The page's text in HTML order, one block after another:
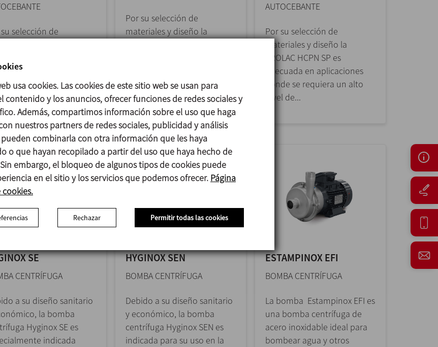
selección de
PROLAC HCP
adecuada en
Por su selección de
materiales y diseño la
requiera un...
AUTOCEBANTE
Por su selección de
materiales y diseño la
PROLAC HCPN SP es
adecuada en aplicaciones
donde se requiera un alto
nivel de...
SE
CENTRÍFUGA
a su diseño sanitario
la bomba
Hyginox SE es
indicada
HYGINOX SEN
BOMBA CENTRÍFUGA
Debido a su diseño sanitario
y económico, la bomba
centrífuga Hyginox SEN es
indicada para su uso en la
ESTAMPINOX EFI
BOMBA CENTRÍFUGA
La bomba Estampinox EFI es
una bomba centrífuga de
acero inoxidable ideal para
bombear agua y otros
usa cookies. Las cookies de este sitio web se usan para
contenido y los anuncios, ofrecer funciones de redes sociales y
Además, compartimos información sobre el uso que haga
nuestros partners de redes sociales, publicidad y análisis
combinarla con otra información que les haya
o que hayan recopilado a partir del uso que haya hecho de
embargo, el bloqueo de algunos tipos de cookies puede
en el sitio y los servicios que podemos ofrecer. Página
Rechazar Permitir todas las cookies